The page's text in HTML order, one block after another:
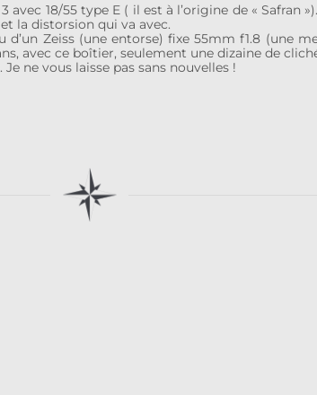
18/55 type E ( il est à l’origine de «
la distorsion qui va avec.
Zeiss (une entorse) fixe 55mm f1.8 (une
avec ce boîtier, seulement une dizaine de
ne vous laisse pas sans nouvelles !